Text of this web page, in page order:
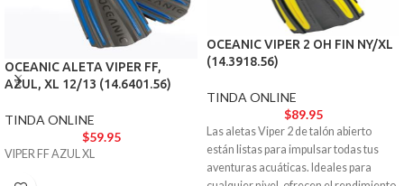
OCEANIC ALETA VIPER FF,
AZUL, XL 12/13 (14.6401.56)
TINDA ONLINE
$59.95
VIPER FF AZUL XL
OCEANIC VIPER 2 OH FIN NY/XL
(14.3918.56)
TINDA ONLINE
$89.95
Las aletas Viper 2 de talón abierto
están listas para impulsar todas tus
aventuras acuáticas. Ideales para